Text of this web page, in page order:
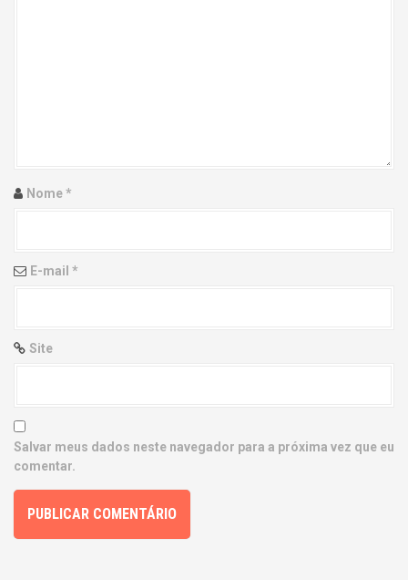
i
n
Nome*
E-mail *
Site
Salvar meus dados neste navegador para a próxima vez que eu
comentar.